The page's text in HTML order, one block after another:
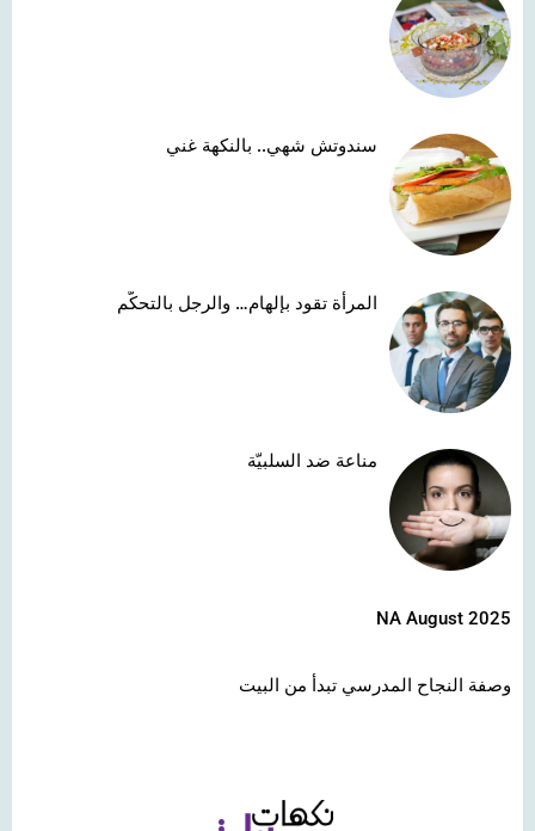
سندوتش شهي.. بالنكهة غني
المرأة تقود بإلهام… والرجل بالتحكّم
مناعة ضد السلبيّة
NA August 2025
وصفة النجاح المدرسي تبدأ من البيت